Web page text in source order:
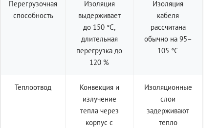
Перегрузочная
способность
Изоляция
выдерживает
до 150 °C,
длительная
перегрузка до
120 %
Изоляция
кабеля
рассчитана
обычно на 95–
105 °C
Теплоотвод
Конвекция и
излучение
тепла через
корпус с
Изоляционные
слои
задерживают
тепло